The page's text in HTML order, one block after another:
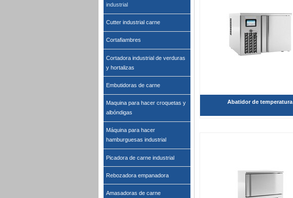
industrial
Cutter industrial carne
Cortafiambres
Cortadora industrial de verduras
y hortalizas
Embutidoras de carne
Maquina para hacer croquetas y
albóndigas
Máquina para hacer
hamburguesas industrial
Picadora de carne industrial
Rebozadora empanadora
Amasadoras de carne
Abatidor de temperatura